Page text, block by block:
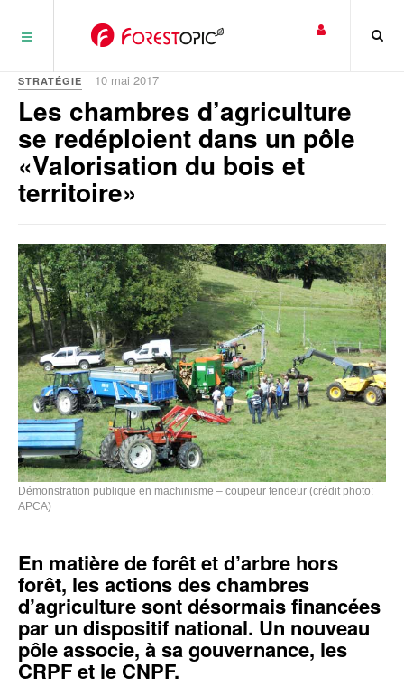
STRATÉGIE 10 mai 2017
Les chambres d’agriculture
se redéploient dans un pôle
«Valorisation du bois et
territoire»
Démonstration publique en machinisme – coupeur fendeur (crédit photo:
APCA)
En matière de forêt et d’arbre hors
forêt, les actions des chambres
d’agriculture sont désormais financées
par un dispositif national. Un nouveau
pôle associe, à sa gouvernance, les
CRPF et le CNPF.